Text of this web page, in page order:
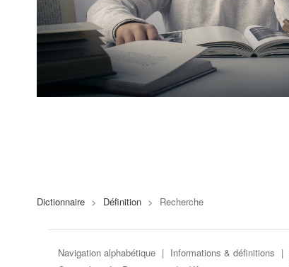
Dictionnaire > Définition > Recherche
Navigation alphabétique | Informations & définitions |